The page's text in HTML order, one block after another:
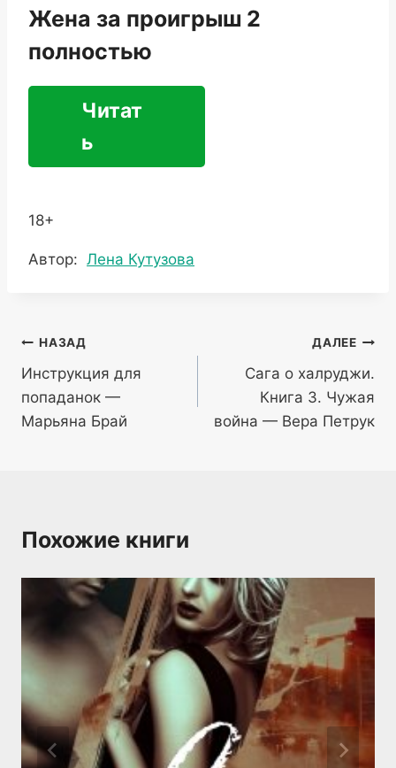
Жена за проигрыш 2
полностью
Читат
ь
18+
Метки
Автор: Лена Кутузова
Навигация
по
записям
НАЗАД
Инструкция для
попаданок —
Марьяна Брай
ДАЛЕЕ
Сага о халруджи.
Книга 3. Чужая
война — Вера Петрук
Похожие книги